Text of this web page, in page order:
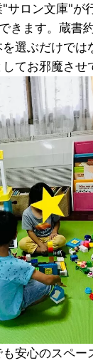
ロン文庫"が
きます。蔵書
選ぶだけで
てお邪魔させ
安心のスペ